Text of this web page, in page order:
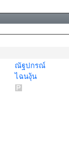
ณัฐปกรณ์
ไฉนงุ้น